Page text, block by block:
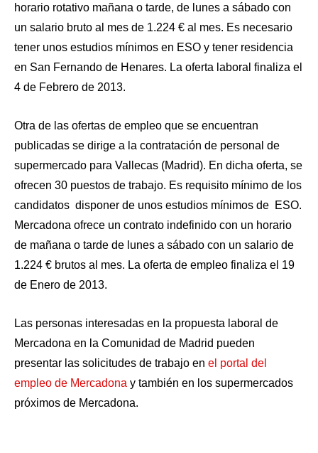
horario rotativo mañana o tarde, de lunes a sábado con
un salario bruto al mes de 1.224 € al mes. Es necesario
tener unos estudios mínimos en ESO y tener residencia
en San Fernando de Henares. La oferta laboral finaliza el
4 de Febrero de 2013.
Otra de las ofertas de empleo que se encuentran
publicadas se dirige a la contratación de personal de
supermercado para Vallecas (Madrid). En dicha oferta, se
ofrecen 30 puestos de trabajo. Es requisito mínimo de los
candidatos disponer de unos estudios mínimos de ESO.
Mercadona ofrece un contrato indefinido con un horario
de mañana o tarde de lunes a sábado con un salario de
1.224 € brutos al mes. La oferta de empleo finaliza el 19
de Enero de 2013.
Las personas interesadas en la propuesta laboral de
Mercadona en la Comunidad de Madrid pueden
presentar las solicitudes de trabajo en el portal del
empleo de Mercadona y también en los supermercados
próximos de Mercadona.